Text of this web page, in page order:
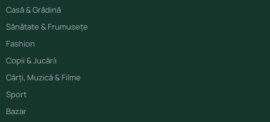
Casă & Grădină
Sănătate & Frumusețe
Fashion
Copii & Jucării
Cărți, Muzică & Filme
Sport
Bazar